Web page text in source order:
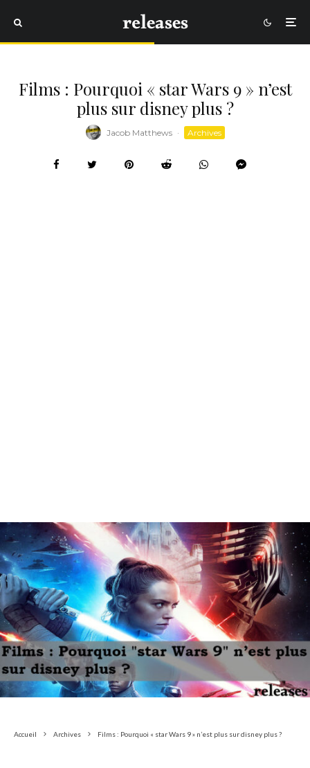
Films : Pourquoi « star Wars 9 » n’est
plus sur disney plus ?
Jacob Matthews · Archives
Accueil Archives Films : Pourquoi « star Wars 9 » n’est plus sur disney plus ?